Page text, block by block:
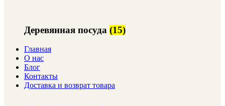
Деревянная посуда (15)
Главная
О нас
Блог
Контакты
Доставка и возврат товара